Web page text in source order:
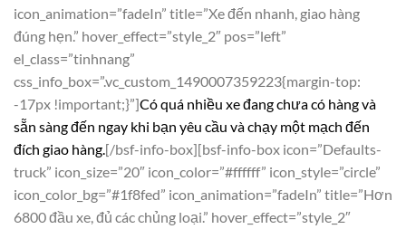
icon_animation=”fadeIn” title=”Xe đến nhanh, giao hàng
đúng hẹn.” hover_effect=”style_2″ pos=”left”
el_class=”tinhnang”
css_info_box=”.vc_custom_1490007359223{margin-top:
-17px !important;}”]Có quá nhiều xe đang chưa có hàng và
sẵn sàng đến ngay khi bạn yêu cầu và chạy một mạch đến
đích giao hàng. [/bsf-info-box][bsf-info-box icon=”Defaults-
truck” icon_size=”20″ icon_color=”#ffffff” icon_style=”circle”
icon_color_bg=”#1f8fed” icon_animation=”fadeIn” title=”Hơn
6800 đầu xe, đủ các chủng loại.” hover_effect=”style_2″